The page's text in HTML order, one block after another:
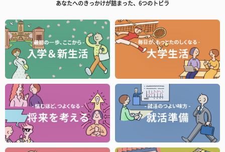
あなたへのきっかけが詰まった、6つのトビラ